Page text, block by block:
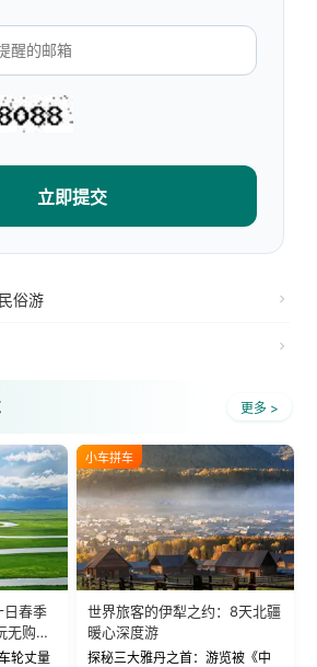
立即提交
俗游
更多 >
日春季
无购
轮丈量
小车拼车
世界旅客的伊犁之约：8天北疆
暖心深度游
探秘三大雅丹之首：游览被《中